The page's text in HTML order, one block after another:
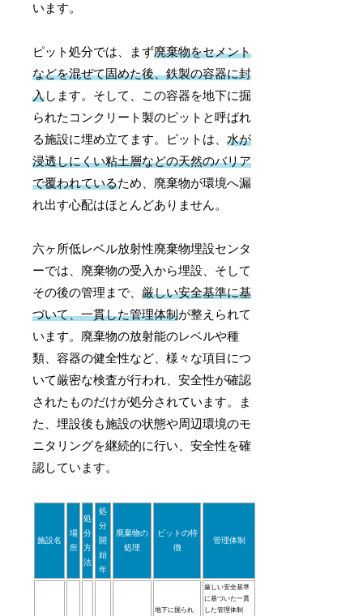
います。
ピット処分では、まず廃棄物をセメント
などを混ぜて固めた後、鉄製の容器に封
入します。そして、この容器を地下に掘
られたコンクリート製のピットと呼ばれ
る施設に埋め立てます。ピットは、水が
浸透しにくい粘土層などの天然のバリア
で覆われているため、廃棄物が環境へ漏
れ出す心配はほとんどありません。
六ヶ所低レベル放射性廃棄物埋設センタ
ーでは、廃棄物の受入から埋設、そして
その後の管理まで、厳しい安全基準に基
づいて、一貫した管理体制が整えられて
います。廃棄物の放射能のレベルや種
類、容器の健全性など、様々な項目につ
いて厳密な検査が行われ、安全性が確認
されたものだけが処分されています。ま
た、埋設後も施設の状態や周辺環境のモ
ニタリングを継続的に行い、安全性を確
認しています。
施設名
場
所
処
分
方
法
処
分
開
始
年
廃棄物の
処理
ピットの特
徴
管理体制
地下に掘られ
厳しい安全基準
に基づいた一貫
した管理体制